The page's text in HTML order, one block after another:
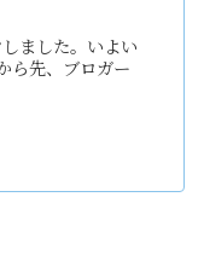
ました。いよい
ら先、ブロガー